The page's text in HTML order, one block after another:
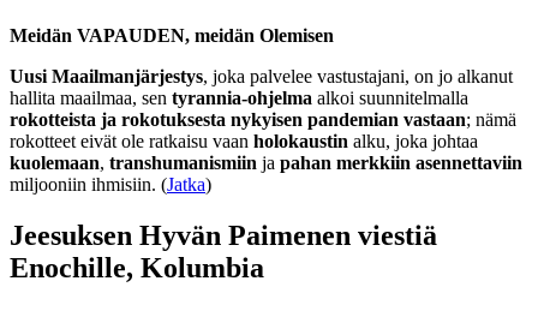
Meidän VAPAUDEN, meidän Olemisen
Uusi Maailmanjärjestys, joka palvelee vastustajani, on jo alkanut
hallita maailmaa, sen tyrannia-ohjelma alkoi suunnitelmalla
rokotteista ja rokotuksesta nykyisen pandemian vastaan; nämä
rokotteet eivät ole ratkaisu vaan holokaustin alku, joka johtaa
kuolemaan, transhumanismiin ja pahan merkkiin asennettaviin
miljooniin ihmisiin. (Jatka)
Jeesuksen Hyvän Paimenen viestiä
Enochille, Kolumbia